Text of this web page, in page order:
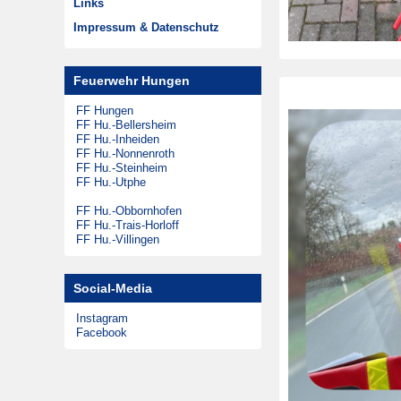
Musikzug
Steinheimer Tag
Förderkreis
Zeitungsarchiv
Links
Impressum & Datenschutz
Feuerwehr Hungen
FF Hungen
FF Hu.-Bellersheim
FF Hu.-Inheiden
FF Hu.-Nonnenroth
FF Hu.-Steinheim
FF Hu.-Utphe
FF Hu.-Obbornhofen
FF Hu.-Trais-Horloff
FF Hu.-Villingen
Social-Media
Instagram
Facebook